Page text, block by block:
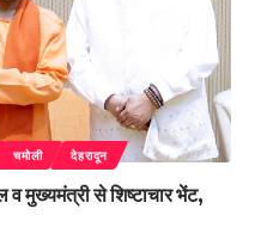
चमोली देहरादून
मुख्यमंत्री से शिष्टाचार भेंट,